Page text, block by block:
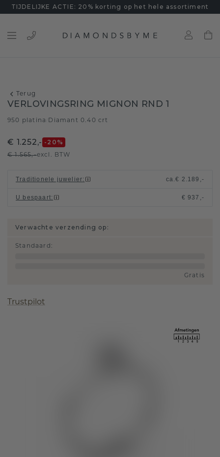
TIJDELIJKE ACTIE: 20% korting op het hele assortiment
Terug
VERLOVINGSRING MIGNON RND 1
950 platina Diamant 0.40 crt
€ 1.252,- -20 %
€ 1.565,-excl. BTW
Traditionele juwelier: ca.€ 2.189,-
U bespaart: € 937,-
Verwachte verzending op:
Standaard :
Gratis
Trustpilot